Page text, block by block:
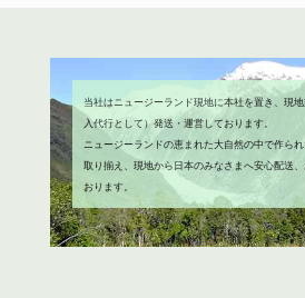
当社はニュージーランド現地に本社を置き、現
入代行として）発送・運営しております。
ニュージーランドの恵まれた大自然の中で作ら
取り揃え、現地から日本のみなさまへ安心配送
おります。